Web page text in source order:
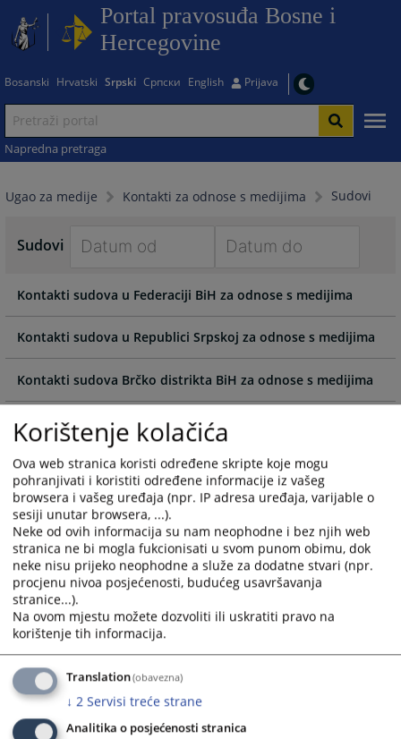
Portal pravosuđa Bosne i
Hercegovine
Bosanski Hrvatski Srpski Српски English Prijava
Napredna pretraga
Ugao za medije Kontakti za odnose s medijima Sudovi
Sudovi
forward
to
interact
with
the
select
date.
Press
the
question
mark
key
to
get
the
keyboard
shortcuts
changing
dates.
forward
to
interact
with
the
select
date.
Press
question
mark
key
to
get
keyboard
dates.
Kontakti sudova u Federaciji BiH za odnose s medijima
Kontakti sudova u Republici Srpskoj za odnose s medijima
Kontakti sudova Brčko distrikta BiH za odnose s medijima
Korištenje kolačića
Ova web stranica koristi određene skripte koje mogu
pohranjivati i koristiti određene informacije iz vašeg
browsera i vašeg uređaja (npr. IP adresa uređaja, varijable o
sesiji unutar browsera, ...).
Neke od ovih informacija su nam neophodne i bez njih web
stranica ne bi mogla fukcionisati u svom punom obimu, dok
neke nisu prijeko neophodne a služe za dodatne stvari (npr.
procjenu nivoa posjećenosti, budućeg usavršavanja
stranice...).
Na ovom mjestu možete dozvoliti ili uskratiti pravo na
korištenje tih informacija.
Translation(obavezna)
↓ 2 Servisi treće strane
Analitika o posjećenosti stranica